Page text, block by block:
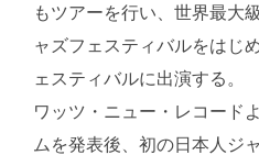
もツアーを行い、世界最大
ャズフェスティバルをはじ
ェスティバルに出演する。
ワッツ・ニュー・レコード
ムを発表後、初の日本人ジ